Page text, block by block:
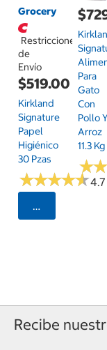
Grocery
Restricciones
de
Envío
$519.00
Kirkland
Signature
Papel
Higiénico
30 Pzas
★★★★★
★★★★★
Seleccionar
Para
Gato
Con
Pollo Y
Arroz
11.3 Kg
★
★
Recibe